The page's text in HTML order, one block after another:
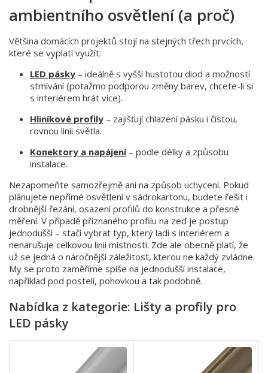
ambientního osvětlení (a proč)
Většina domácích projektů stojí na stejných třech prvcích,
které se vyplatí využít:
LED pásky – ideálně s vyšší hustotou diod a možností
stmívání (potažmo podporou změny barev, chcete-li si
s interiérem hrát více).
Hliníkové profily – zajišťují chlazení pásku i čistou,
rovnou linii světla.
Konektory a napájení– podle délky a způsobu
instalace.
Nezapomeňte samozřejmě ani na způsob uchycení. Pokud
plánujete nepřímé osvětlení v sádrokartonu, budete řešit i
drobnější řezání, osazení profilů do konstrukce a přesné
měření. V případě přiznaného profilu na zeď je postup
jednodušší – stačí vybrat typ, který ladí s interiérem a
nenarušuje celkovou linii místnosti. Zde ale obecně platí, že
už se jedná o náročnější záležitost, kterou ne každý zvládne.
My se proto zaměříme spíše na jednodušší instalace,
například pod postelí, pohovkou a tak podobně.
Nabídka z kategorie: Lišty a profily pro
LED pásky